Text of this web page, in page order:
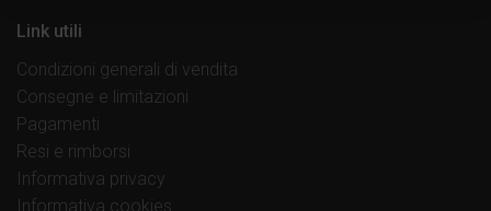
Link utili
Condizioni generali di vendita
Consegne e limitazioni
Pagamenti
Resi e rimborsi
Informativa privacy
Informativa cookies